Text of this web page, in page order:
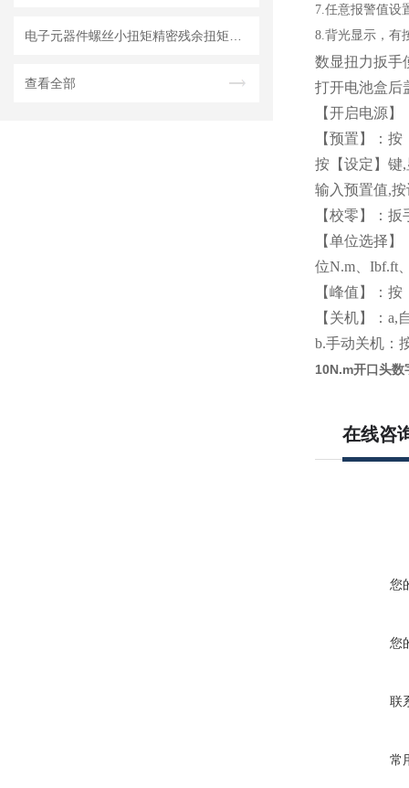
查看全部
7.任意报警值设
8.背光显示，有
数显扭力扳手
打开电池盒后
【开启电源
【预置】：
按【设定】键
输入预置值,
【校零】：
【单位选择
位N.m、Ibf.ft
【峰值】：
【关机】：
b.手动关机：
10N.m开口头数
在线咨
您
您
联
常